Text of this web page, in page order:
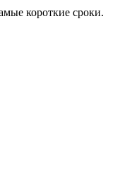
короткие сроки.